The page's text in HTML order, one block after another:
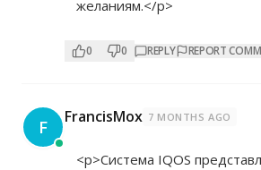
желаниям.</p>
0 0 REPLY REPORT
F FrancisMox 7 MONTHS AGO
<p>Система IQOS